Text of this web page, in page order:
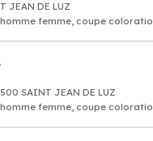
JEAN DE LUZ
femme, coupe
SAINT JEAN DE LUZ
femme, coupe